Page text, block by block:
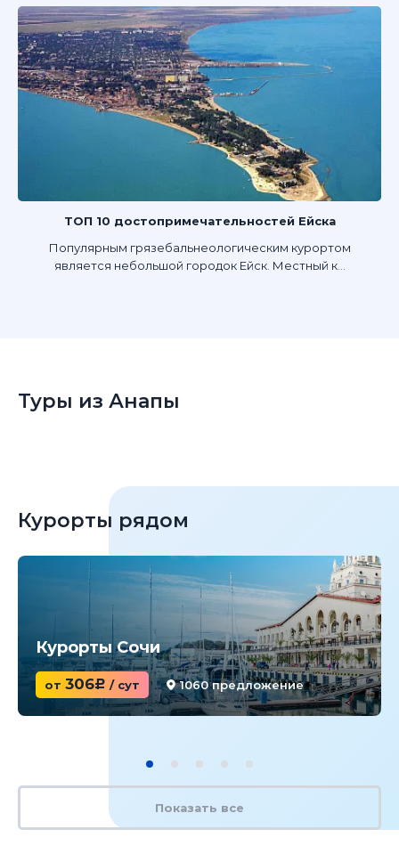
ТОП 10 достопримечательностей Ейска
Популярным грязебальнеологическим курортом
является небольшой городок Ейск. Местный к...
Туры из Анапы
Курорты рядом
Курорты Сочи
от 306c / сут 1060 предложение
Показать все